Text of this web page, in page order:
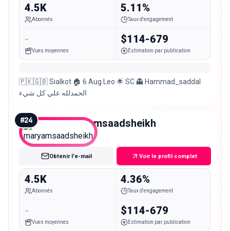
4.5K
Abonnés
5.11%
Taux d'engagement
-
Vues moyennes
$114-679
Estimation par publication
🇵🇰🇬🇧 Sialkot 🏠 6 Aug Leo 🌟 SC 👻 Hammad_saddal
الحمدلله علي كل شيء
#24 maryamsaadsheikh
Nano
Obtenir l'e-mail Voir le profil complet
4.5K
Abonnés
4.36%
Taux d'engagement
-
Vues moyennes
$114-679
Estimation par publication